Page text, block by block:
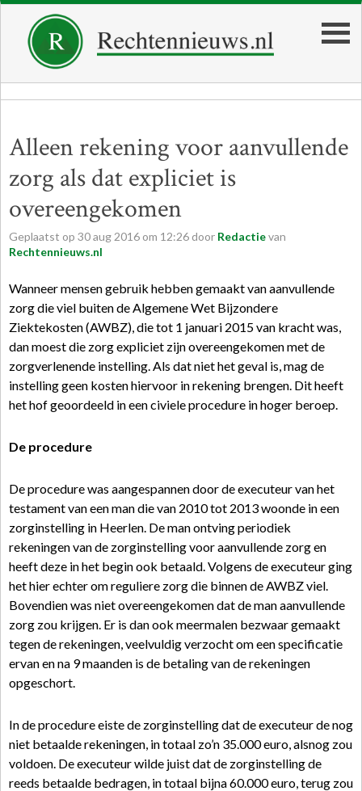
Alleen rekening voor aanvullende
zorg als dat expliciet is
overeengekomen
Geplaatst op 30aug 2016 om 12:26 door Redactievan
Rechtennieuws.nl
Wanneer mensen gebruik hebben gemaakt van aanvullende
zorg die viel buiten de Algemene Wet Bijzondere
Ziektekosten (AWBZ), die tot 1 januari 2015 van kracht was,
dan moest die zorg expliciet zijn overeengekomen met de
zorgverlenende instelling. Als dat niet het geval is, mag de
instelling geen kosten hiervoor in rekening brengen. Dit heeft
het hof geoordeeld in een civiele procedure in hoger beroep.
De procedure
De procedure was aangespannen door de executeur van het
testament van een man die van 2010 tot 2013 woonde in een
zorginstelling in Heerlen. De man ontving periodiek
rekeningen van de zorginstelling voor aanvullende zorg en
heeft deze in het begin ook betaald. Volgens de executeur ging
het hier echter om reguliere zorg die binnen de AWBZ viel.
Bovendien was niet overeengekomen dat de man aanvullende
zorg zou krijgen. Er is dan ook meermalen bezwaar gemaakt
tegen de rekeningen, veelvuldig verzocht om een specificatie
ervan en na 9 maanden is de betaling van de rekeningen
opgeschort.
In de procedure eiste de zorginstelling dat de executeur de nog
niet betaalde rekeningen, in totaal zo’n 35.000 euro, alsnog zou
voldoen. De executeur wilde juist dat de zorginstelling de
reeds betaalde bedragen, in totaal bijna 60.000 euro, terug zou